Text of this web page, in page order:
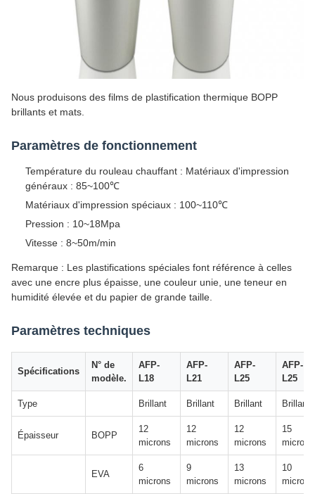
Nous produisons des films de plastification thermique BOPP
brillants et mats.
Paramètres de fonctionnement
Température du rouleau chauffant : Matériaux d'impression
généraux : 85~100℃
Matériaux d'impression spéciaux : 100~110℃
Pression : 10~18Mpa
Vitesse : 8~50m/min
Remarque : Les plastifications spéciales font référence à celles
avec une encre plus épaisse, une couleur unie, une teneur en
humidité élevée et du papier de grande taille.
Paramètres techniques
Spécifications
N° de
modèle.
AFP-
L18
AFP-
L21
AFP-
L25
AFP-
L25
Type Brillant Brillant Brillant Brillant
Épaisseur BOPP
12
microns
12
microns
12
microns
15
microns
EVA
6
microns
9
microns
13
microns
10
microns